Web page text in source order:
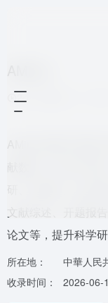
2个月前发布
文献综述、开题报
论文等，提升科学研
所在地：
中華人民
收录时间：
2026-06-